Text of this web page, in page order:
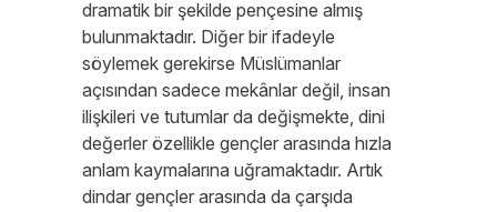
dramatik bir şekilde pençesine almış
bulunmaktadır. Diğer bir ifadeyle
söylemek gerekirse Müslümanlar
açısından sadece mekânlar değil, insan
ilişkileri ve tutumlar da değişmekte, dini
değerler özellikle gençler arasında hızla
anlam kaymalarına uğramaktadır. Artık
dindar gençler arasında da çarşıda